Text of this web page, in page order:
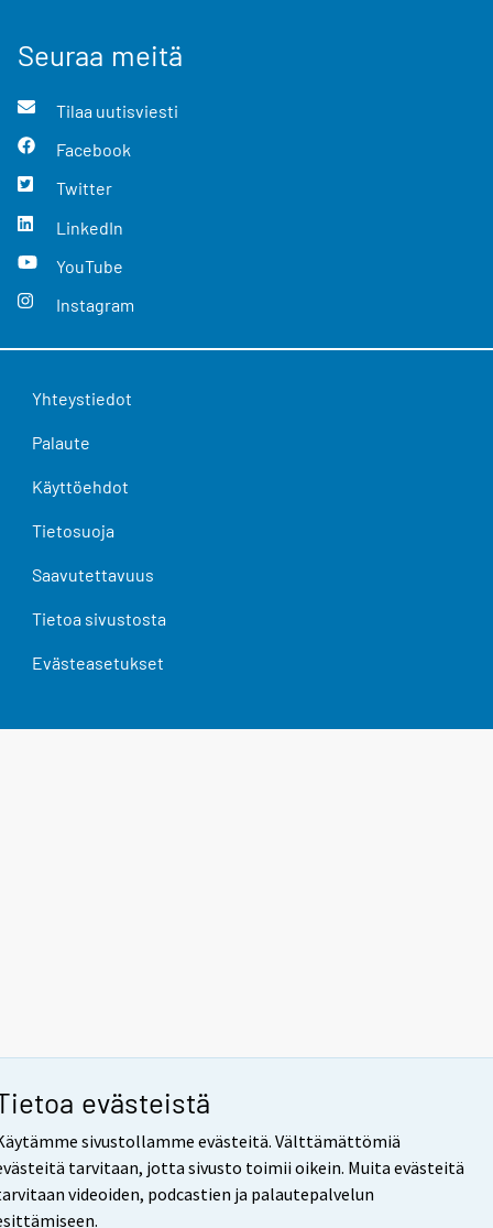
evästeistä
sivustollamme evästeitä. Välttämättömiä
tarvitaan, jotta sivusto toimii oikein. Muita evästeitä
videoiden, podcastien ja palautepalvelun
Seuraa meitä
Tilaa uutisviesti
Facebook
Twitter
LinkedIn
YouTube
Instagram
Yhteystiedot
Palaute
Käyttöehdot
Tietosuoja
Saavutettavuus
Tietoa sivustosta
Evästeasetukset